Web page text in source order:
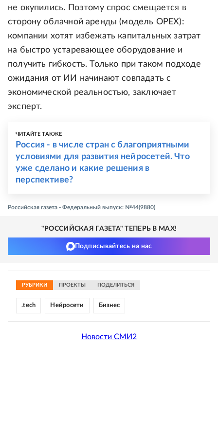
не окупились. Поэтому спрос смещается в
сторону облачной аренды (модель OPEX):
компании хотят избежать капитальных затрат
на быстро устаревающее оборудование и
получить гибкость. Только при таком подходе
ожидания от ИИ начинают совпадать с
экономической реальностью, заключает
эксперт.
ЧИТАЙТЕ ТАКЖЕ
Россия - в числе стран с благоприятными
условиями для развития нейросетей. Что
уже сделано и какие решения в
перспективе?
Российская газета - Федеральный выпуск: №44(9880)
"РОССИЙСКАЯ ГАЗЕТА" ТЕПЕРЬ В MAX!
Подписывайтесь на нас
РУБРИКИ ПРОЕКТЫ ПОДЕЛИТЬСЯ
.tech Нейросети Бизнес
Новости СМИ2